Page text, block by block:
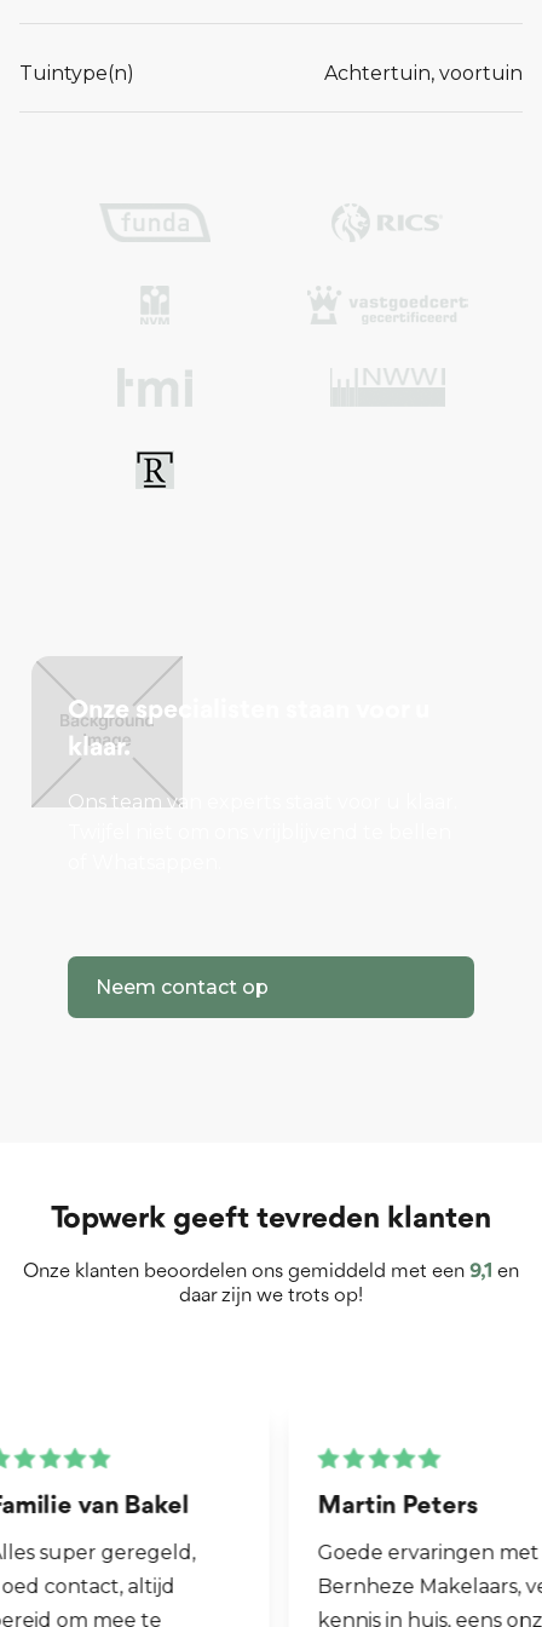
Tuintype(n) Achtertuin, voortuin
Onze specialisten staan voor u
klaar.
Ons team van experts staat voor u klaar.
Neem contact op
Topwerk geeft tevreden klanten
Onze klanten beoordelen ons gemiddeld met een 9,1 en
daar zijn we trots op!
Martin Peters
Goede ervaringen met
Bernheze Makelaars, veel
kennis in huis, eens onze
Henk van
Fijne makelaar.
al mijn 2e
hen laten